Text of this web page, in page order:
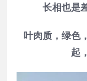
长相也是
叶肉质，绿色
起